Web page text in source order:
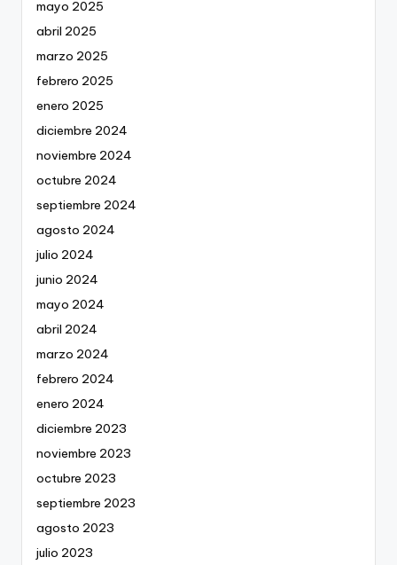
mayo 2025
abril 2025
marzo 2025
febrero 2025
enero 2025
diciembre 2024
noviembre 2024
octubre 2024
septiembre 2024
agosto 2024
julio 2024
junio 2024
mayo 2024
abril 2024
marzo 2024
febrero 2024
enero 2024
diciembre 2023
noviembre 2023
octubre 2023
septiembre 2023
agosto 2023
julio 2023